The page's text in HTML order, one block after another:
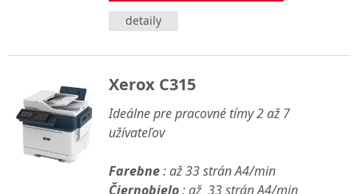
detaily
Xerox C315
Ideálne pre pracovné tímy 2 až 7
užívateľov
Farebne: až 33 strán A4/min
Čiernobielo: až 33 strán A4/min